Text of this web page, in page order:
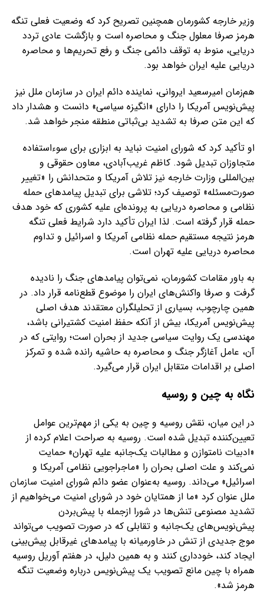
وزیر خارجه کشورمان همچنین تصریح کرد که وضعیت فعلی تنگه
هرمز صرفا معلول جنگ و محاصره است و بازگشت عادی تردد
دریایی، منوط به توقف دائمی جنگ و رفع تحریم‌ها و محاصره
دریایی علیه ایران خواهد بود.
هم‌زمان امیرسعید ایروانی، نماینده دائم ایران در سازمان ملل نیز
پیش‌نویس آمریکا را دارای «انگیزه سیاسی» دانست و هشدار داد
که این متن صرفا به تشدید بی‌ثباتی منطقه منجر خواهد شد.
او تأکید کرد که شورای امنیت نباید به ابزاری برای سوءاستفاده
متجاوزان تبدیل شود. کاظم غریب‌آبادی، معاون حقوقی و
بین‌المللی وزارت خارجه نیز تلاش آمریکا و متحدانش را «تغییر
صورت‌مسئله» توصیف کرد؛ تلاشی برای تبدیل پیامدهای حمله
نظامی و محاصره دریایی به پرونده‌ای علیه کشوری که خود هدف
حمله قرار گرفته است. لذا ایران تأکید دارد شرایط فعلی تنگه
هرمز نتیجه مستقیم حمله نظامی آمریکا و اسرائیل و تداوم
محاصره دریایی علیه تهران است.
به باور مقامات کشورمان، نمی‌توان پیامدهای جنگ را نادیده
گرفت و صرفا واکنش‌های ایران را موضوع قطع‌نامه قرار داد. در
همین چارچوب، بسیاری از تحلیلگران معتقدند هدف اصلی
پیش‌نویس آمریکا، بیش از آنکه حفظ امنیت کشتیرانی باشد،
مهندسی یک روایت سیاسی جدید از بحران است؛ روایتی که در
آن، عامل آغازگر جنگ و محاصره به حاشیه رانده شده و تمرکز
اصلی بر اقدامات متقابل ایران قرار می‌گیرد.
نگاه به چین و روسیه
در این میان، نقش روسیه و چین به یکی از مهم‌ترین عوامل
تعیین‌کننده تبدیل شده است. روسیه به صراحت اعلام کرده از
«ادبیات نامتوازن و مطالبات یک‌جانبه علیه تهران» حمایت
نمی‌کند و علت اصلی بحران را «ماجراجویی نظامی آمریکا و
اسرائیل» می‌داند. روسیه به‌عنوان عضو دائم شورای امنیت سازمان
ملل عنوان کرد «ما از همتایان خود در شورای امنیت می‌خواهیم از
تشدید مصنوعی تنش‌ها در شورا ازجمله با پیش‌بردن
پیش‌نویس‌های یک‌جانبه و تقابلی که در صورت تصویب می‌تواند
موج جدیدی از تنش در خاورمیانه با پیامدهای غیرقابل پیش‌بینی
ایجاد کند، خودداری کنند و به همین دلیل، در هفتم آوریل روسیه
همراه با چین مانع تصویب یک پیش‌نویس درباره وضعیت تنگه
هرمز شد».